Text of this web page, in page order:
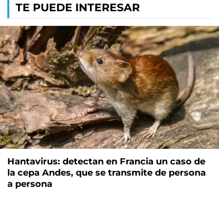
TE PUEDE INTERESAR
Hantavirus: detectan en Francia un caso de
la cepa Andes, que se transmite de persona
a persona